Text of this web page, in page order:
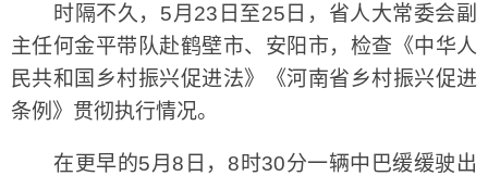
时隔不久，5月23日至25日，省人大常委会副
主任何金平带队赴鹤壁市、安阳市，检查《中华人
民共和国乡村振兴促进法》《河南省乡村振兴促进
条例》贯彻执行情况。
在更早的5月8日，8时30分一辆中巴缓缓驶出